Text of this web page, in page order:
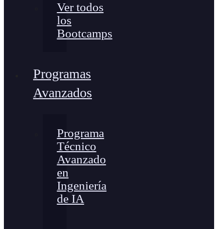
Ver todos
los
Bootcamps
Programas
Avanzados
Programa
Técnico
Avanzado
en
Ingeniería
de IA